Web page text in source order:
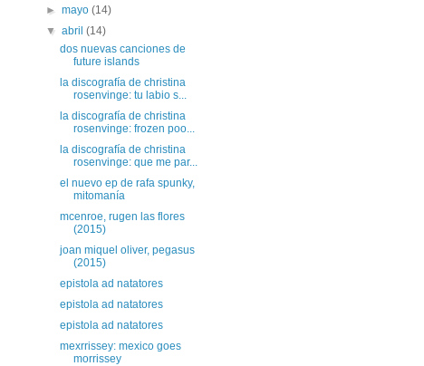
►mayo(14)
▼abril(14)
dos nuevas canciones de
future islands
la discografía de christina
rosenvinge: tu labio s...
la discografía de christina
rosenvinge: frozen poo...
la discografía de christina
rosenvinge: que me par...
el nuevo ep de rafa spunky,
mitomanía
mcenroe, rugen las flores
(2015)
joan miquel oliver, pegasus
(2015)
epistola ad natatores
epistola ad natatores
epistola ad natatores
mexrrissey: mexico goes
morrissey